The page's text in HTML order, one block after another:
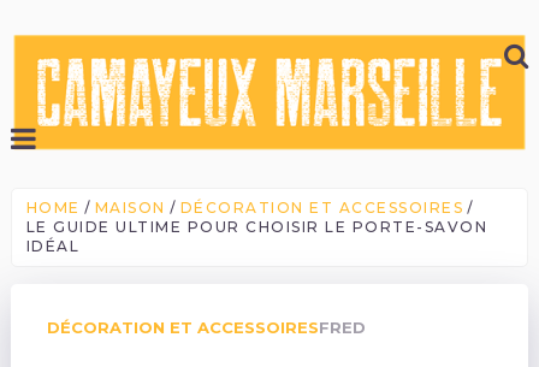
HOME MAISON
DÉCORATION ET ACCESSOIRES
LE GUIDE ULTIME POUR CHOISIR LE PORTE-SAVON
IDÉAL
DÉCORATION ET ACCESSOIRESFRED